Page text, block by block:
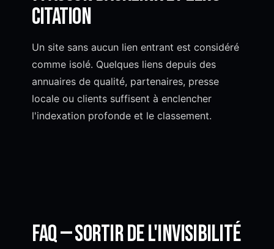
citation
Un site sans aucun lien entrant est considéré
comme isolé. Quelques liens depuis des
annuaires de qualité, partenaires, presse
locale ou clients suffisent à enclencher
l'indexation profonde et le classement.
FAQ — Sortir de l'invisibilité